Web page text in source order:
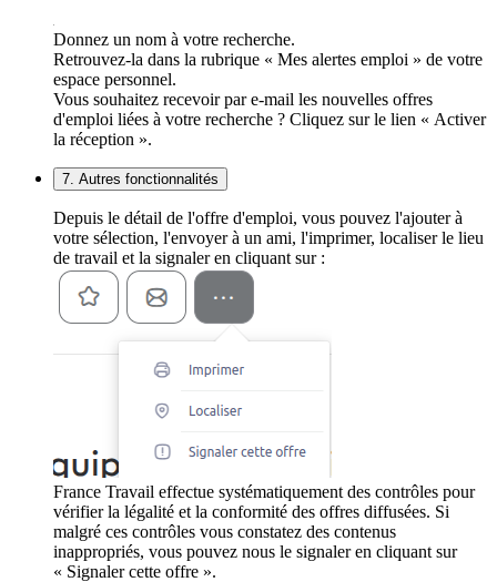
Donnez un nom à votre recherche.
Retrouvez-la dans la rubrique « Mes alertes emploi » de votre
espace personnel.
Vous souhaitez recevoir par e-mail les nouvelles offres
d'emploi liées à votre recherche ? Cliquez sur le lien « Activer
la réception ».
7. Autres fonctionnalités
Depuis le détail de l'offre d'emploi, vous pouvez l'ajouter à
votre sélection, l'envoyer à un ami, l'imprimer, localiser le lieu
de travail et la signaler en cliquant sur :
France Travail effectue systématiquement des contrôles pour
vérifier la légalité et la conformité des offres diffusées. Si
malgré ces contrôles vous constatez des contenus
inappropriés, vous pouvez nous le signaler en cliquant sur
« Signaler cette offre ».